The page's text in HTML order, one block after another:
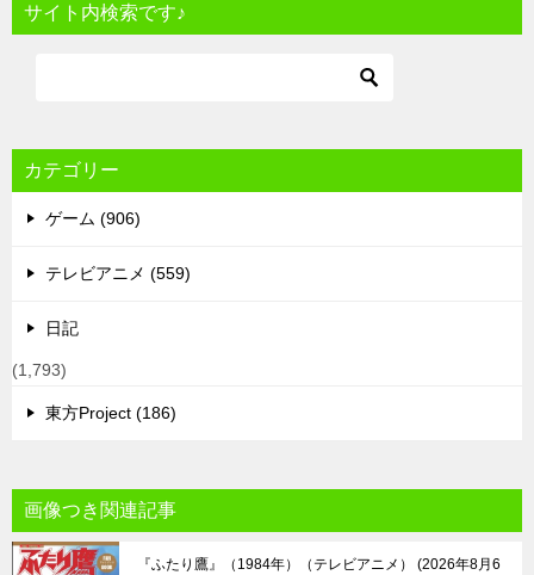
サイト内検索です♪
カテゴリー
ゲーム (906)
テレビアニメ (559)
日記
(1,793)
東方Project (186)
画像つき関連記事
『ふたり鷹』（1984年）（テレビアニメ）
2026年8月6